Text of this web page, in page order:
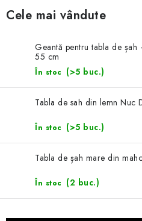
Contact
Cele mai vândute
Geantă pentru tabla de șah
55 cm
În stoc (>5 buc.)
Tabla de sah din lemn Nuc
În stoc (>5 buc.)
Tabla de șah mare din
În stoc (2 buc.)